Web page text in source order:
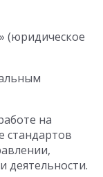
(юридическое
на
стандартов
деятельности.